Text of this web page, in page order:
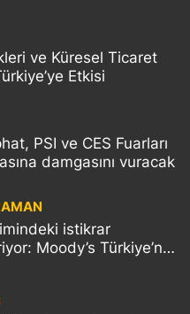
ve Küresel Ticaret
Etkisi
PSI ve CES Fuarları
damgasını vuracak
istikrar
Moody’s Türkiye’nin